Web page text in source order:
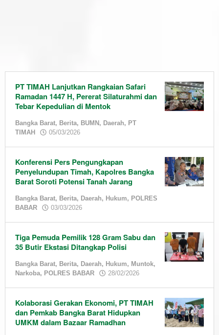
PT TIMAH Lanjutkan Rangkaian Safari
Ramadan 1447 H, Pererat Silaturahmi dan
Tebar Kepedulian di Mentok
Bangka Barat, Berita, BUMN , Daerah, PT
TIMAH
05/03/2026
Konferensi Pers Pengungkapan
Penyelundupan Timah, Kapolres Bangka
Barat Soroti Potensi Tanah Jarang
Bangka Barat, Berita, Daerah, Hukum, POLRES
BABAR
03/03/2026
Tiga Pemuda Pemilik 128 Gram Sabu dan
35 Butir Ekstasi Ditangkap Polisi
Bangka Barat, Berita, Daerah, Hukum, Muntok,
Narkoba, POLRES BABAR 28/02/2026
Kolaborasi Gerakan Ekonomi, PT TIMAH
dan Pemkab Bangka Barat Hidupkan
UMKM dalam Bazaar Ramadhan